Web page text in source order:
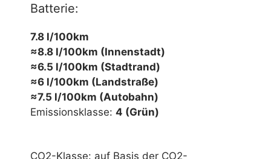
Batterie:
7.8 l/100km
≈8.8 l/100km (Innenstadt)
≈6.5 l/100km (Stadtrand)
≈6 l/100km (Landstraße)
≈7.5 l/100km (Autobahn)
Emissionsklasse: 4 (Grün)
CO2-Klasse: auf Basis der CO2-